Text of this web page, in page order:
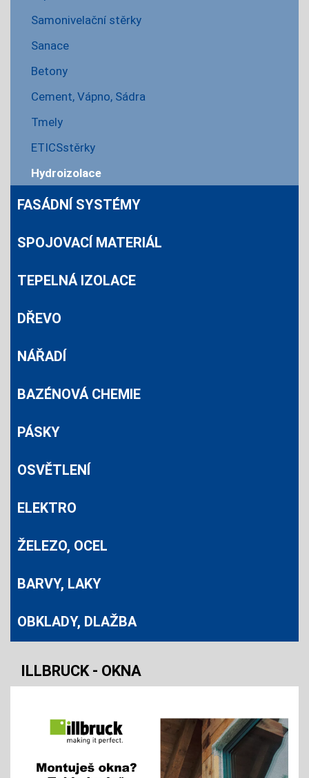
Samonivelační stěrky
Sanace
Betony
Cement, Vápno, Sádra
Tmely
ETICSstěrky
Hydroizolace
FASÁDNÍ SYSTÉMY
SPOJOVACÍ MATERIÁL
TEPELNÁ IZOLACE
DŘEVO
NÁŘADÍ
BAZÉNOVÁ CHEMIE
PÁSKY
OSVĚTLENÍ
ELEKTRO
ŽELEZO, OCEL
BARVY, LAKY
OBKLADY, DLAŽBA
ILLBRUCK - OKNA